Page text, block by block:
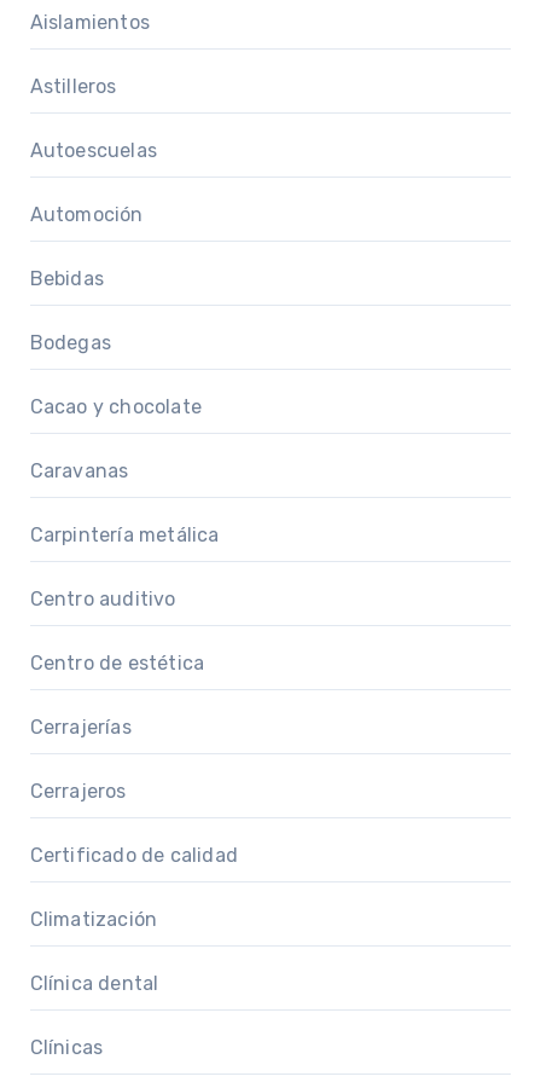
Aislamientos
Astilleros
Autoescuelas
Automoción
Bebidas
Bodegas
Cacao y chocolate
Caravanas
Carpintería metálica
Centro auditivo
Centro de estética
Cerrajerías
Cerrajeros
Certificado de calidad
Climatización
Clínica dental
Clínicas